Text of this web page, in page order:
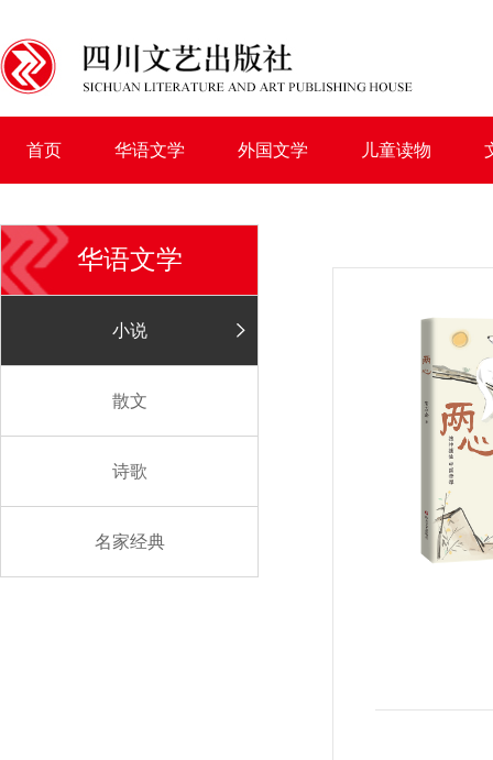
首页 华语文学 外国文学 儿童读物
华语文学
小说
散文
诗歌
名家经典